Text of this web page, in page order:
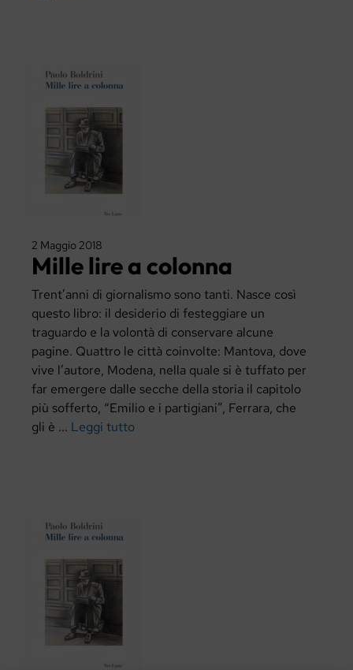
2 Maggio 2018
Mille lire a colonna
Trent’anni di giornalismo sono tanti. Nasce così
questo libro: il desiderio di festeggiare un
traguardo e la volontà di conservare alcune
pagine. Quattro le città coinvolte: Mantova, dove
vive l’autore, Modena, nella quale si è tuffato per
far emergere dalle secche della storia il capitolo
più sofferto, “Emilio e i partigiani”, Ferrara, che
gli è ... Leggi tutto